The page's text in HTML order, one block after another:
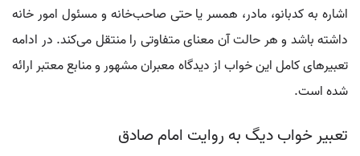
اشاره به کدبانو، مادر، همسر یا حتی صاحب‌خانه و مسئول امور خانه
داشته باشد و هر حالت آن معنای متفاوتی را منتقل می‌کند. در ادامه
تعبیرهای کامل این خواب از دیدگاه معبران مشهور و منابع معتبر ارائه
شده است.
تعبیر خواب دیگ به روایت امام صادق